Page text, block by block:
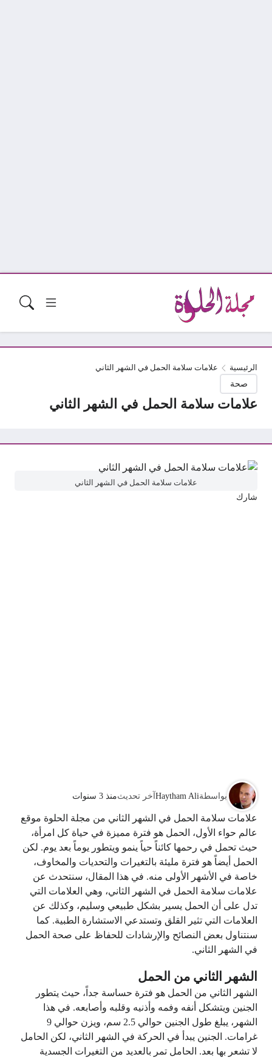
الرئيسية علامات سلامة الحمل في الشهر الثاني
صحة
علامات سلامة الحمل في الشهر الثاني
علامات سلامة الحمل في الشهر الثاني
شارك
بواسطةHaytham Aliآخر تحديثمنذ 3 سنوات
علامات سلامة الحمل في الشهر الثاني من مجلة الحلوة موقع
عالم حواء الأول، الحمل هو فترة مميزة في حياة كل امرأة،
حيث تحمل في رحمها كائناً حياً ينمو ويتطور يوماً بعد يوم. لكن
الحمل أيضاً هو فترة مليئة بالتغيرات والتحديات والمخاوف،
خاصة في الأشهر الأولى منه. في هذا المقال، سنتحدث عن
علامات سلامة الحمل في الشهر الثاني، وهي العلامات التي
تدل على أن الحمل يسير بشكل طبيعي وسليم، وكذلك عن
العلامات التي تثير القلق وتستدعي الاستشارة الطبية. كما
سنتناول بعض النصائح والإرشادات للحفاظ على صحة الحمل
في الشهر الثاني.
الشهر الثاني من الحمل
الشهر الثاني من الحمل هو فترة حساسة جداً، حيث يتطور
الجنين ويتشكل أنفه وفمه وأذنيه وقلبه وأصابعه. في هذا
الشهر، يبلغ طول الجنين حوالي 2.5 سم، ويزن حوالي 9
غرامات. الجنين يبدأ في الحركة في الشهر الثاني، لكن الحامل
لا تشعر بها بعد. الحامل تمر بالعديد من التغيرات الجسدية